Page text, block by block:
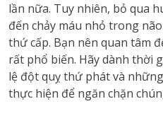
lần nữa. Tuy nhiên, bỏ qua
đến chảy máu nhỏ trong
thứ cấp. Bạn nên quan tâm
rất phổ biến. Hãy dành thời
lệ đột quỵ thứ phát và
thực hiện để ngăn chặn